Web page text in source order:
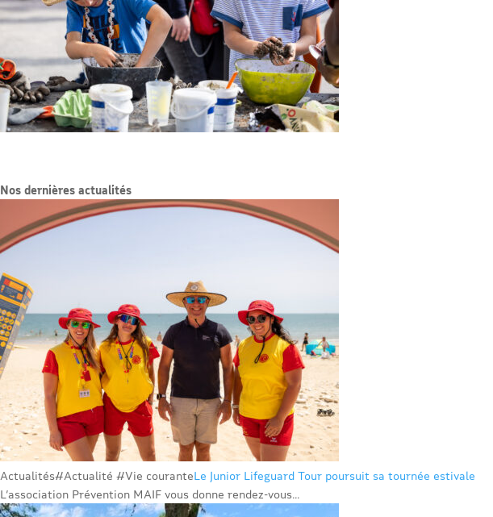
Nos dernières actualités
Actualités#Actualité #Vie couranteLe Junior Lifeguard Tour poursuit sa tournée estivale
L’association Prévention MAIF vous donne rendez-vous...